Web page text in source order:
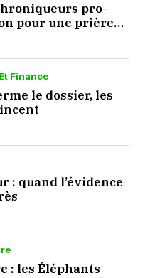
pro-
pour une prière
Finance
le dossier, les
: quand l’évidence
: les Éléphants